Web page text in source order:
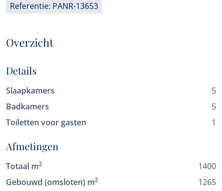
Referentie: PANR-13653
Overzicht
Details
Slaapkamers
5
Badkamers
5
Toiletten voor gasten
1
Afmetingen
Totaal m2
1400
Gebouwd (omsloten) m2
1265